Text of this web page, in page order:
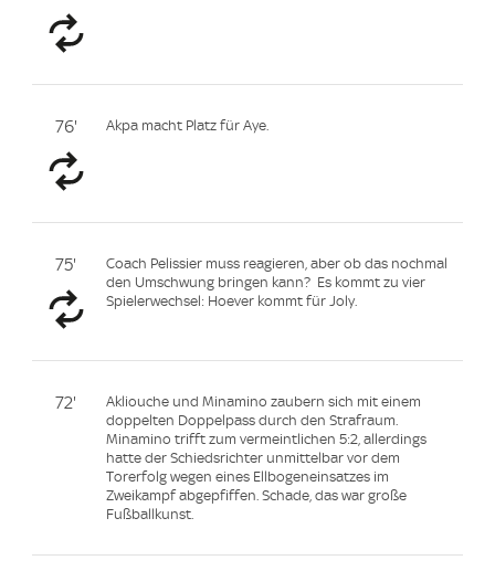
76' Akpa macht Platz für Aye.
75'
Coach Pelissier muss reagieren, aber ob das nochmal
den Umschwung bringen kann? Es kommt zu vier
Spielerwechsel: Hoever kommt für Joly.
72'
Akliouche und Minamino zaubern sich mit einem
doppelten Doppelpass durch den Strafraum.
Minamino trifft zum vermeintlichen 5:2, allerdings
hatte der Schiedsrichter unmittelbar vor dem
Torerfolg wegen eines Ellbogeneinsatzes im
Zweikampf abgepfiffen. Schade, das war große
Fußballkunst.